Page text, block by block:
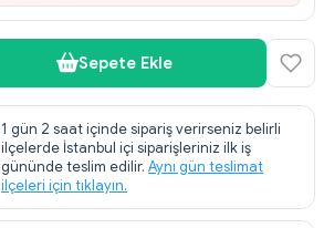
Sepete Ekle
1 gün 2 saat içinde sipariş verirseniz belirli
ilçelerde İstanbul içi siparişleriniz ilk iş
gününde teslim edilir. Aynı gün teslimat
ilçeleri için tıklayın.